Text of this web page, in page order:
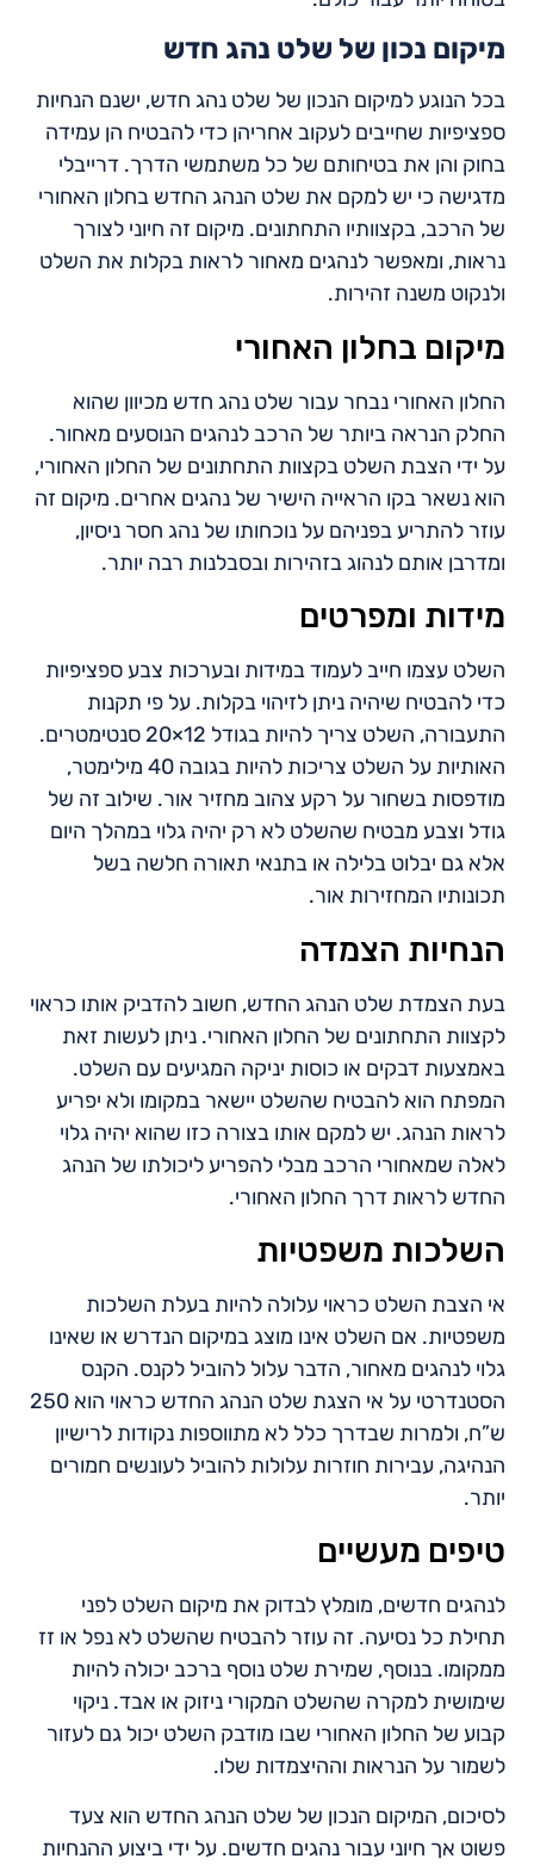
מיקום נכון של שלט נהג חדש
בכל הנוגע למיקום הנכון של שלט נהג חדש, ישנם הנחיות
ספציפיות שחייבים לעקוב אחריהן כדי להבטיח הן עמידה
בחוק והן את בטיחותם של כל משתמשי הדרך. דרייבלי
מדגישה כי יש למקם את שלט הנהג החדש בחלון האחורי
של הרכב, בקצוותיו התחתונים. מיקום זה חיוני לצורך
נראות, ומאפשר לנהגים מאחור לראות בקלות את השלט
ולנקוט משנה זהירות.
מיקום בחלון האחורי
החלון האחורי נבחר עבור שלט נהג חדש מכיוון שהוא
החלק הנראה ביותר של הרכב לנהגים הנוסעים מאחור.
על ידי הצבת השלט בקצוות התחתונים של החלון האחורי,
הוא נשאר בקו הראייה הישיר של נהגים אחרים. מיקום זה
עוזר להתריע בפניהם על נוכחותו של נהג חסר ניסיון,
ומדרבן אותם לנהוג בזהירות ובסבלנות רבה יותר.
מידות ומפרטים
השלט עצמו חייב לעמוד במידות ובערכות צבע ספציפיות
כדי להבטיח שיהיה ניתן לזיהוי בקלות. על פי תקנות
התעבורה, השלט צריך להיות בגודל 12×20 סנטימטרים.
האותיות על השלט צריכות להיות בגובה 40 מילימטר,
מודפסות בשחור על רקע צהוב מחזיר אור. שילוב זה של
גודל וצבע מבטיח שהשלט לא רק יהיה גלוי במהלך היום
אלא גם יבלוט בלילה או בתנאי תאורה חלשה בשל
תכונותיו המחזירות אור.
הנחיות הצמדה
בעת הצמדת שלט הנהג החדש, חשוב להדביק אותו כראוי
לקצוות התחתונים של החלון האחורי. ניתן לעשות זאת
באמצעות דבקים או כוסות יניקה המגיעים עם השלט.
המפתח הוא להבטיח שהשלט יישאר במקומו ולא יפריע
לראות הנהג. יש למקם אותו בצורה כזו שהוא יהיה גלוי
לאלה שמאחורי הרכב מבלי להפריע ליכולתו של הנהג
החדש לראות דרך החלון האחורי.
השלכות משפטיות
אי הצבת השלט כראוי עלולה להיות בעלת השלכות
משפטיות. אם השלט אינו מוצג במיקום הנדרש או שאינו
גלוי לנהגים מאחור, הדבר עלול להוביל לקנס. הקנס
הסטנדרטי על אי הצגת שלט הנהג החדש כראוי הוא 250
ש”ח, ולמרות שבדרך כלל לא מתווספות נקודות לרישיון
הנהיגה, עבירות חוזרות עלולות להוביל לעונשים חמורים
יותר.
טיפים מעשיים
לנהגים חדשים, מומלץ לבדוק את מיקום השלט לפני
תחילת כל נסיעה. זה עוזר להבטיח שהשלט לא נפל או זז
ממקומו. בנוסף, שמירת שלט נוסף ברכב יכולה להיות
שימושית למקרה שהשלט המקורי ניזוק או אבד. ניקוי
קבוע של החלון האחורי שבו מודבק השלט יכול גם לעזור
לשמור על הנראות וההיצמדות שלו.
לסיכום, המיקום הנכון של שלט הנהג החדש הוא צעד
פשוט אך חיוני עבור נהגים חדשים. על ידי ביצוע ההנחיות